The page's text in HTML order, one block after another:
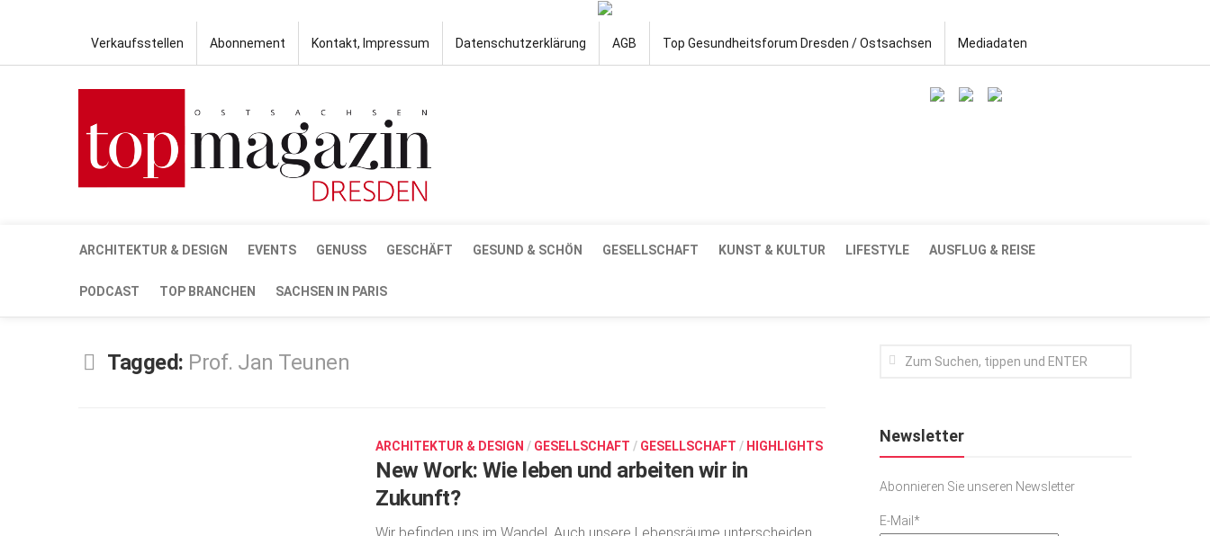
Verkaufsstellen Abonnement Kontakt, Impressum Datenschutzerklärung AGB Top Gesundheitsforum Dresden / Ostsachsen Mediadaten
ARCHITEKTUR & DESIGN EVENTS GENUSS GESCHÄFT GESUND & SCHÖN GESELLSCHAFT KUNST & KULTUR LIFESTYLE AUSFLUG & REISE
PODCAST TOP BRANCHEN SACHSEN IN PARIS
Tagged: Prof. Jan Teunen
ARCHITEKTUR & DESIGN / GESELLSCHAFT / GESELLSCHAFT / HIGHLIGHTS
New Work: Wie leben und arbeiten wir in
Zukunft?
Newsletter
Abonnieren Sie unseren Newsletter
E-Mail*